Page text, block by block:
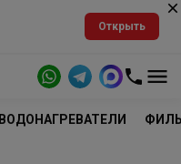
Открыть
ВОДОНАГРЕВАТЕЛИ